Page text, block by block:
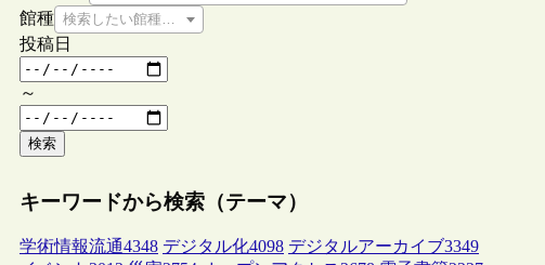
館種 検索したい館種を選択してください
投稿日
～
検索
キーワードから検索（テーマ）
学術情報流通4348 デジタル化4098 デジタルアーカイブ3349